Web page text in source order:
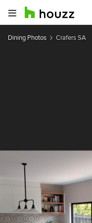
Dining Photos Crafers SA